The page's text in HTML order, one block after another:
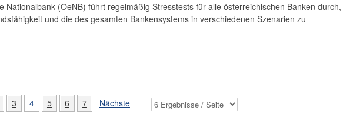
Nationalbank (OeNB) führt regelmäßig Stresstests für alle österreichischen Banken durch,
und die des gesamten Bankensystems in verschiedenen Szenarien zu
3 4 5 6 7 Nächste